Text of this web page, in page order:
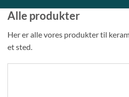
Alle produkter
Her er alle vores produkter til
et sted.